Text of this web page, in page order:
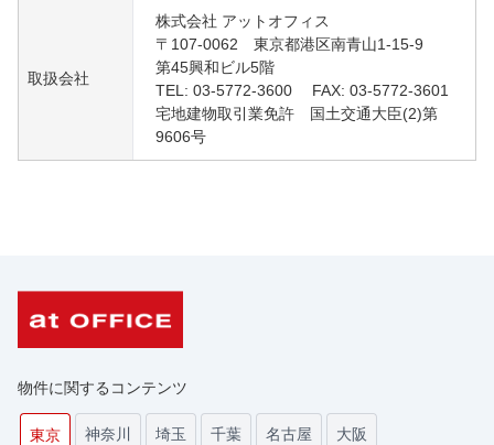
取扱会社
株式会社 アットオフィス
〒107-0062 東京都港区南青山1-15-9
第45興和ビル5階
TEL: 03-5772-3600 FAX: 03-5772-3601
宅地建物取引業免許 国土交通大臣(2)第
9606号
物件に関するコンテンツ
東京 神奈川 埼玉 千葉 名古屋 大阪